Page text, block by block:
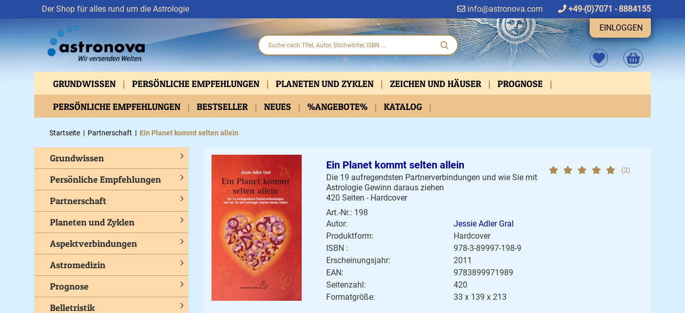
Der Shop für alles rund um die Astrologie info@astronova.com
+49-(0)7071 - 8884155
EINLOGGEN
GRUNDWISSEN PERSÖNLICHE EMPFEHLUNGEN PLANETEN UND ZYKLEN ZEICHEN UND HÄUSER PROGNOSE
VERTIEFTES WISSEN ASTROMEDIZIN PARTNERSCHAFT KLASSISCH PRAKTISCHE HILFEN
BEWUSSTES LEBEN GESUNDHEIT CD DVD
PERSÖNLICHE EMPFEHLUNGEN BESTSELLER NEUES %ANGEBOTE% KATALOG
Startseite | Partnerschaft | Ein Planet kommt selten allein
Grundwissen
Persönliche Empfehlungen
Partnerschaft
Planeten und Zyklen
Aspektverbindungen
Astromedizin
Prognose
Belletristik
(2)
Ein Planet kommt selten allein
Die 19 aufregendsten Partnerverbindungen und wie Sie mit
Astrologie Gewinn daraus ziehen
420 Seiten - Hardcover
Art.-Nr.: 198
Autor:
Jessie Adler Gral
Produktform:
Hardcover
ISBN :
978-3-89997-198-9
Erscheinungsjahr:
2011
EAN:
9783899971989
Seitenzahl:
420
Formatgröße:
33 x 139 x 213